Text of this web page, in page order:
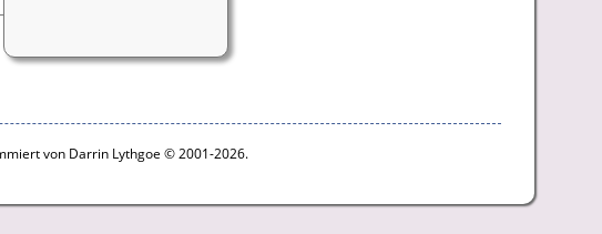
von Darrin Lythgoe © 2001-2026.